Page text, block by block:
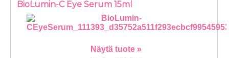
BioLumin-C Eye Serum 15ml
Näytä tuote »